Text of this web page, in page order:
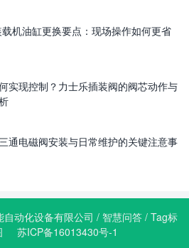
机油缸更换要点：现场操作如何更省
实现控制？力士乐插装阀的阀芯动作与
通电磁阀安装与日常维护的关键注意事
动化设备有限公司 / 智慧问答/ Tag标
苏ICP备16013430号-1